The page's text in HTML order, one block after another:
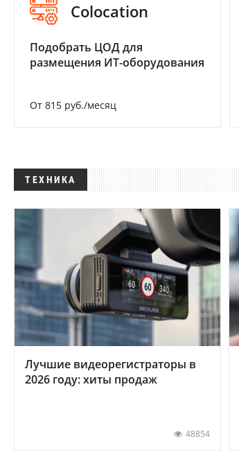
Colocation
Подобрать ЦОД для
размещения ИТ-оборудования
От 815 руб./месяц
ТЕХНИКА
Лучшие видеорегистраторы в
2026 году: хиты продаж
48854